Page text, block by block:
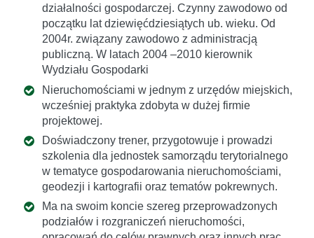
działalności gospodarczej. Czynny zawodowo od
początku lat dziewięćdziesiątych ub. wieku. Od
2004r. związany zawodowo z administracją
publiczną. W latach 2004 –2010 kierownik
Wydziału Gospodarki
Nieruchomościami w jednym z urzędów miejskich,
wcześniej praktyka zdobyta w dużej firmie
projektowej.
Doświadczony trener, przygotowuje i prowadzi
szkolenia dla jednostek samorządu terytorialnego
w tematyce gospodarowania nieruchomościami,
geodezji i kartografii oraz tematów pokrewnych.
Ma na swoim koncie szereg przeprowadzonych
podziałów i rozgraniczeń nieruchomości,